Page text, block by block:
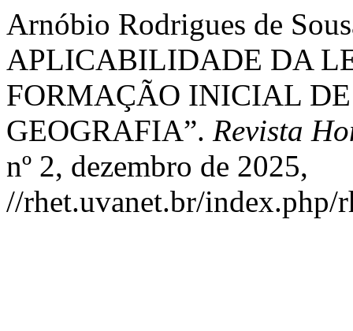
Arnóbio Rodrigues de
APLICABILIDADE DA
FORMAÇÃO INICIAL DE
GEOGRAFIA”. Revista
nº 2, dezembro de 2025,
//rhet.uvanet.br/index.php/